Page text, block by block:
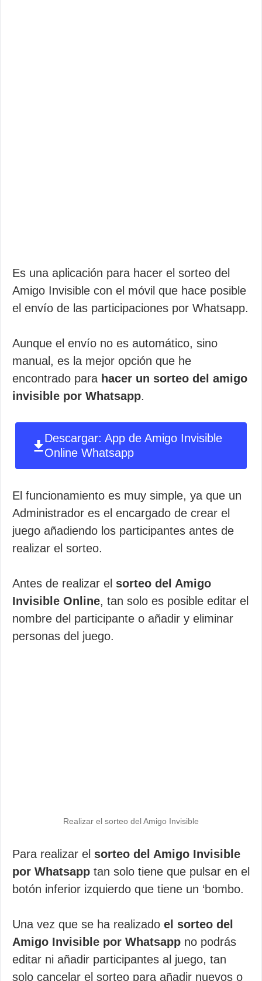
Es una aplicación para hacer el sorteo del
Amigo Invisible con el móvil que hace posible
el envío de las participaciones por Whatsapp.
Aunque el envío no es automático, sino
manual, es la mejor opción que he
encontrado para hacer un sorteo del amigo
invisible por Whatsapp.
Descargar: App de Amigo Invisible
Online Whatsapp
El funcionamiento es muy simple, ya que un
Administrador es el encargado de crear el
juego añadiendo los participantes antes de
realizar el sorteo.
Antes de realizar el sorteo del Amigo
Invisible Online, tan solo es posible editar el
nombre del participante o añadir y eliminar
personas del juego.
Realizar el sorteo del Amigo Invisible
Para realizar el sorteo del Amigo Invisible
por Whatsapp tan solo tiene que pulsar en el
botón inferior izquierdo que tiene un ‘bombo.
Una vez que se ha realizado el sorteo del
Amigo Invisible por Whatsapp no podrás
editar ni añadir participantes al juego, tan
solo cancelar el sorteo para añadir nuevos o